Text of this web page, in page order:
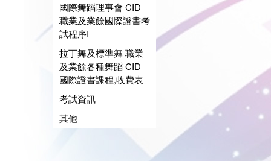
國際舞蹈理事會 CID
職業及業餘國際證書考
試程序I
拉丁舞及標準舞 職業
及業餘各種舞蹈 CID
國際證書課程,收費表
考試資訊
其他